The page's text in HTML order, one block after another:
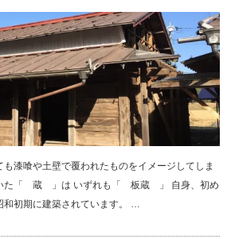
漆喰や土壁で覆われたものをイメージしてしま
いた「 蔵 」は いずれも「 板蔵 」 自身、初め
和初期に建築されています。 …